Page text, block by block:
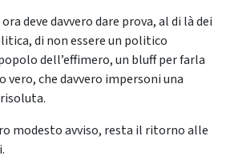
deve davvero dare prova, al di là dei
di non essere un politico
dell’effimero, un bluff per farla
vero, che davvero impersoni una
modesto avviso, resta il ritorno alle